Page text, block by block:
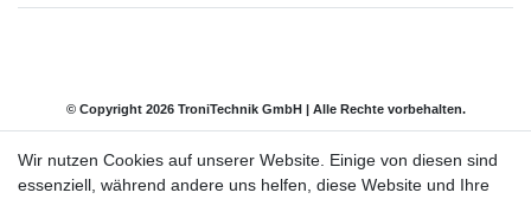
© Copyright 2026 TroniTechnik GmbH | Alle Rechte vorbehalten.
Impressum Daten­schutz­erklärung AGB
Wir nutzen Cookies auf unserer Website. Einige von diesen sind
essenziell, während andere uns helfen, diese Website und Ihre